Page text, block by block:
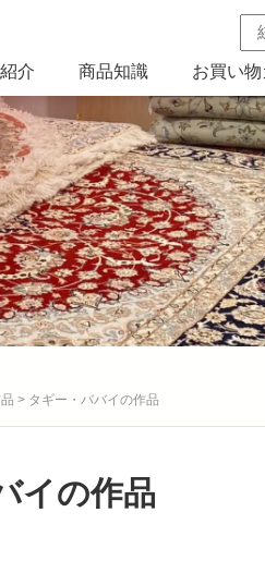
介 商品知識 お買い物
> タギー・ババイの作品
イの作品